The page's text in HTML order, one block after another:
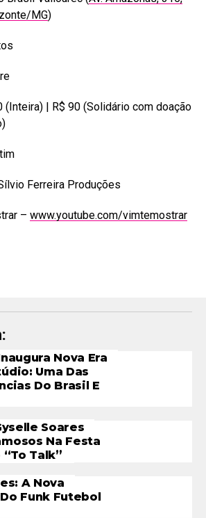
MG)
(Inteira) | R$ 90 (Solidário com doação
Ferreira Produções
– www.youtube.com/vimtemostrar
Nova Era
Uma Das
Do Brasil E
Soares
Na Festa
Talk”
A Nova
Funk Futebol